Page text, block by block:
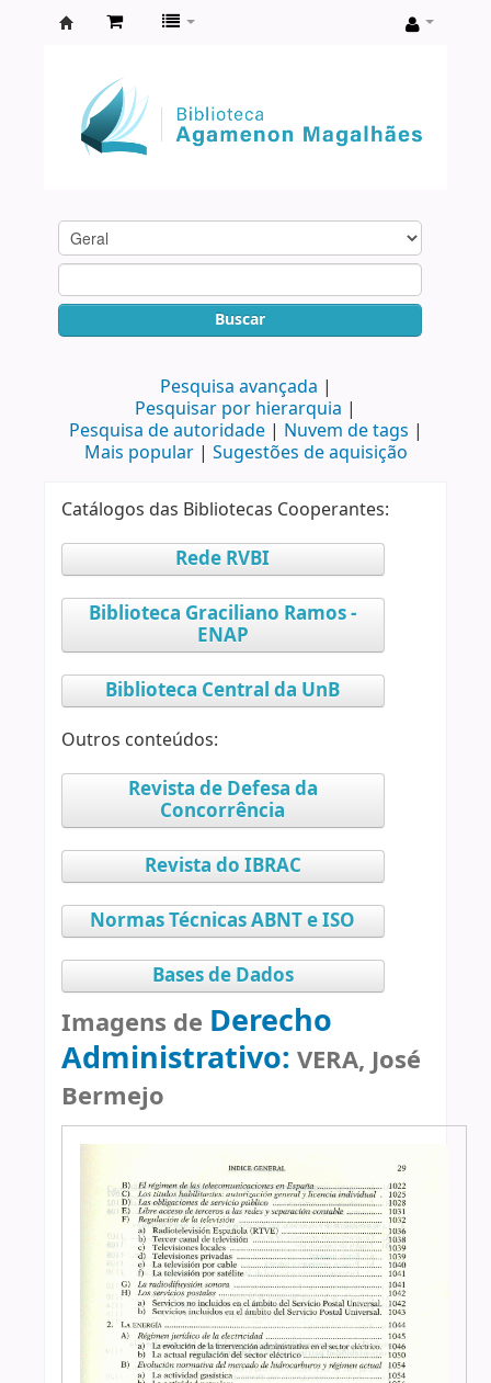
Agamenon
Magalhães
Buscar
Pesquisa avançada
Pesquisar por hierarquia
Pesquisa de autoridade
Nuvem de tags
Mais popular
Sugestões de aquisição
Catálogos das Bibliotecas Cooperantes:
Rede RVBI
Biblioteca Graciliano Ramos -
ENAP
Biblioteca Central da UnB
Outros conteúdos:
Revista de Defesa da
Concorrência
Revista do IBRAC
Normas Técnicas ABNT e ISO
Bases de Dados
Imagens de Derecho
Administrativo: VERA, José
Bermejo